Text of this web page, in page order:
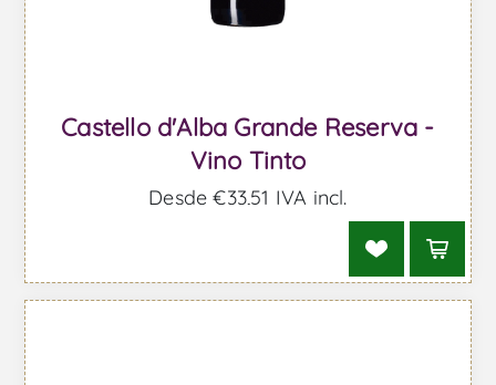
Castello d'Alba Grande Reserva -
Vino Tinto
Desde €33,51 IVA incl.